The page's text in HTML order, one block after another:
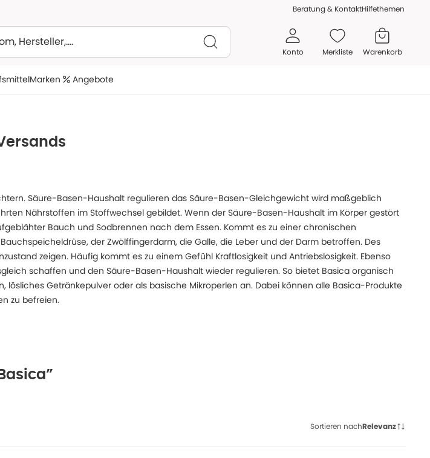
Beratung & KontaktHilfethemen
Konto Merkliste Warenkorb
Marken Angebote
Säure-Basen-Haushalt regulieren das Säure-Basen-Gleichgewicht wird maßgeblich
Nährstoffen im Stoffwechsel gebildet. Wenn der Säure-Basen-Haushalt im Körper gestört
Bauch und Sodbrennen nach dem Essen. Kommt es zu einer chronischen
der Zwölffingerdarm, die Galle, die Leber und der Darm betroffen. Des
zeigen. Häufig kommt es zu einem Gefühl Kraftlosigkeit und Antriebslosigkeit. Ebenso
schaffen und den Säure-Basen-Haushalt wieder regulieren. So bietet Basica organisch
Getränkepulver oder als basische Mikroperlen an. Dabei können alle Basica-Produkte
zu befreien.
Sortieren nachRelevanz